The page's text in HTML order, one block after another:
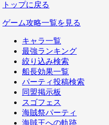
トップに戻る
ゲーム攻略一覧を見る
キャラ一覧
最強ランキング
絞り込み検索
船長効果一覧
パーティ投稿検索
同盟掲示板
スゴフェス
海賊祭パーティ
海賊王への軌跡